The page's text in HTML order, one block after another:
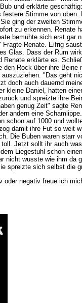
und erklärte
Stimme von
ging der zweiten
zu erkennen. Renate
bemühte sich erst
Renate. Eifrig
Glas. Dass der Rum
Renate erklärte es.
Rock über ihre
"Das geht
doch auch dauernd
kleine Daniel, hatten
und spreizte ihre
genug Zeit" sagte
andern eine
schon auf 1000 und
damit ihre Fut so weit
Die Buben waren starr
Jetzt sollt ihr auch
Liegestuhl schon
nicht wusste wie ihm
spreizte sich selbst die
oder negativ freue ich